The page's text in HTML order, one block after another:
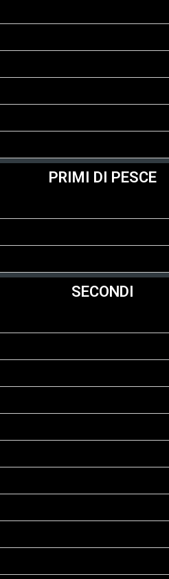
PRIMI DI PESCE
SECONDI